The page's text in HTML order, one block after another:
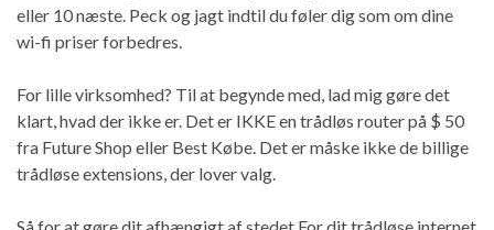
eller 10 næste. Peck og jagt indtil du føler dig som om dine
wi-fi priser forbedres.
For lille virksomhed? Til at begynde med, lad mig gøre det
klart, hvad der ikke er. Det er IKKE en trådløs router på $ 50
fra Future Shop eller Best Købe. Det er måske ikke de billige
trådløse extensions, der lover valg.
Så for at gøre dit afhængigt af stedet For dit trådløse internet